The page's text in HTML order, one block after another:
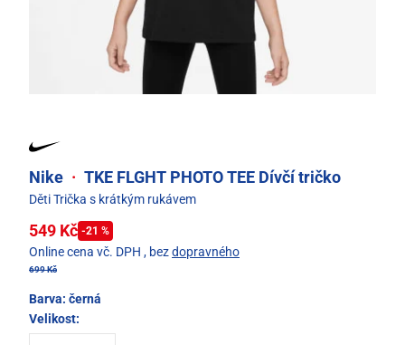
Nike · TKE FLGHT PHOTO TEE Dívčí tričko
Děti Trička s krátkým rukávem
549 Kč -21 %
Online cena vč. DPH , bezdopravného
699 Kč
Barva: černá
Velikost: